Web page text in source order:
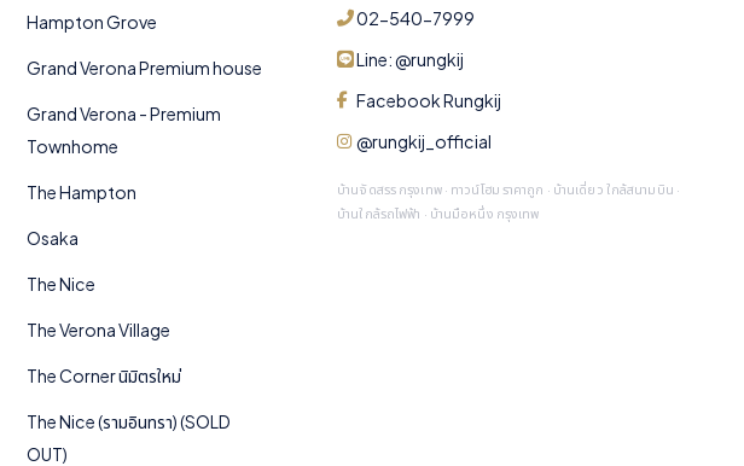
Hampton Grove
Grand Verona Premium house
Grand Verona - Premium
Townhome
The Hampton
Osaka
The Nice
The Verona Village
The Corner นิมิตรใหม่
The Nice (รามอินทรา) (SOLD
OUT)
02-540-7999
Line: @rungkij
Facebook Rungkij
@rungkij_official
บ้านจัดสรร กรุงเทพ · ทาวน์โฮม ราคาถูก · บ้านเดี่ยว ใกล้สนามบิน ·
บ้านใกล้รถไฟฟ้า · บ้านมือหนึ่ง กรุงเทพ
รุ่งกิจ กรุ๊ป
🏘 ดูโครงการ 💰 ราคา & โปร
🏦 คำนวณสินเชื่อ